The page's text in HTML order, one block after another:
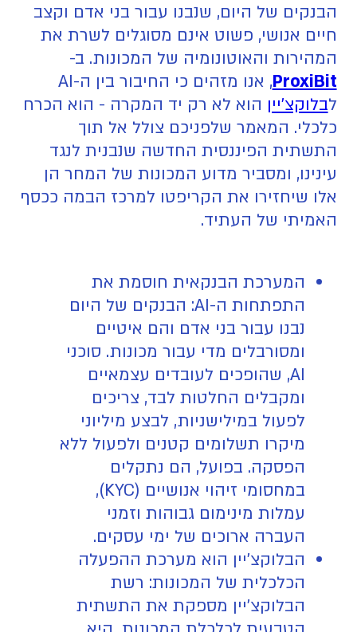
הבנקים של היום, שנבנו עבור בני אדם וקצב
חיים אנושי, פשוט אינם מסוגלים לשרת את
המהירות והאוטונומיה של המכונות. ב-
ProxiBit
, אנו מזהים כי החיבור בין ה-AI
לבלוקצ'יין הוא לא רק יד המקרה - הוא הכרח
כלכלי. המאמר שלפניכם צולל אל תוך
התשתית הפיננסית החדשה שנבנית לנגד
עינינו, ומסביר מדוע המכונות של המחר הן
אלו שיחזירו את הקריפטו למרכז הבמה ככסף
האמיתי של העתיד.
המערכת הבנקאית חוסמת את
התפתחות ה-AI: הבנקים של היום
נבנו עבור בני אדם והם איטיים
ומסורבלים מדי עבור מכונות. סוכני
AI, שהופכים לעובדים עצמאיים
ומקבלים החלטות לבד, צריכים
לפעול במילישניות, לבצע מיליוני
מיקרו תשלומים קטנים ולפעול ללא
הפסקה. בפועל, הם נתקלים
במחסומי זיהוי אנושיים (KYC),
עמלות מינימום גבוהות וזמני
העברה ארוכים של ימי עסקים.
הבלוקצ'יין הוא מערכת ההפעלה
הכלכלית של המכונות: רשת
הבלוקצ'יין מספקת את התשתית